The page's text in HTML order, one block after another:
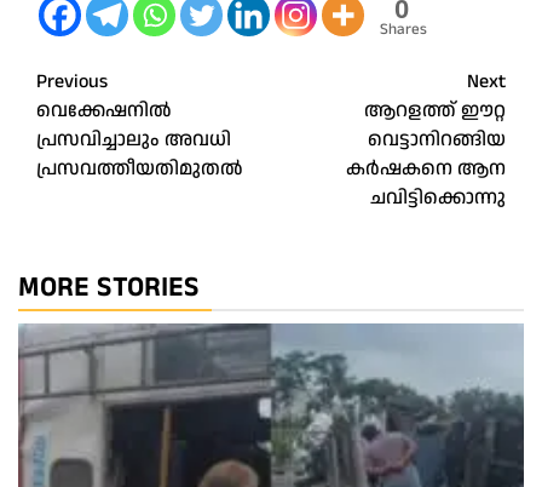
0
Shares
Post
navigation
Previous
വെക്കേഷനിൽ
പ്രസവിച്ചാലും അവധി
പ്രസവത്തീയതിമുതൽ
Next
ആറളത്ത് ഈറ്റ
വെട്ടാനിറങ്ങിയ
കര്‍ഷകനെ ആന
ചവിട്ടിക്കൊന്നു
MORE STORIES